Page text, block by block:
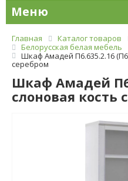
Меню
Главная Каталог товаров
Белорусская белая мебель
Шкаф Амадей П6.635.2.16
серебром
Шкаф Амадей
слоновая кость